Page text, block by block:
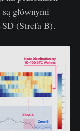
głównymi
(Strefa B).